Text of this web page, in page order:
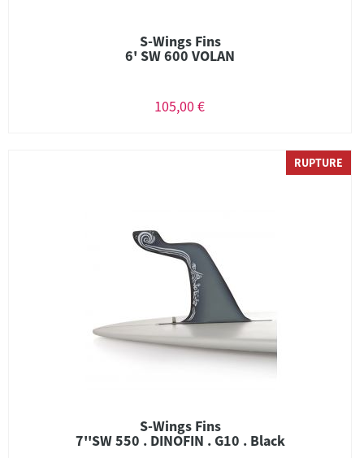
S-Wings Fins
6' SW 600 VOLAN
105,00 €
RUPTURE
S-Wings Fins
7''SW 550 . DINOFIN . G10 . Black